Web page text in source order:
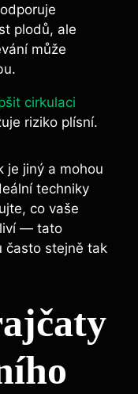
plodů, ale
může
cirkulaci
riziko plísní.
je jiný a mohou
techniky
co ⁤vaše
— tato​
často stejně tak